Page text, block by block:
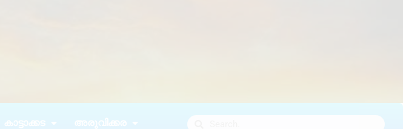
കാട്ടാക്കട അരുവിക്കര